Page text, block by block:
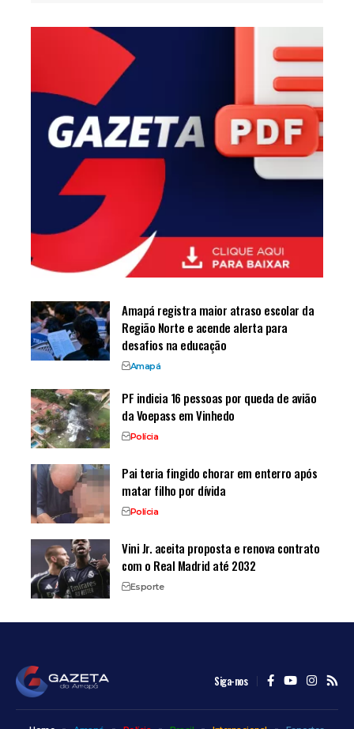
Amapá registra maior atraso escolar da
Região Norte e acende alerta para
desafios na educação
Amapá
PF indicia 16 pessoas por queda de avião
da Voepass em Vinhedo
Polícia
Pai teria fingido chorar em enterro após
matar filho por dívida
Polícia
Vini Jr. aceita proposta e renova contrato
com o Real Madrid até 2032
Esporte
Siga-nos